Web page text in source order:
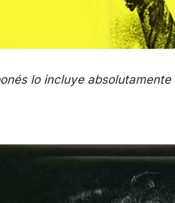
lo incluye absolutamente